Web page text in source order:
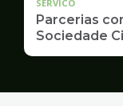
SERVICO
Parcerias
Sociedade